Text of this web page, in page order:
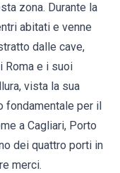
zona. Durante la
abitati e venne
dalle cave,
Roma e i suoi
vista la sua
fondamentale per il
a Cagliari, Porto
dei quattro porti in
merci.